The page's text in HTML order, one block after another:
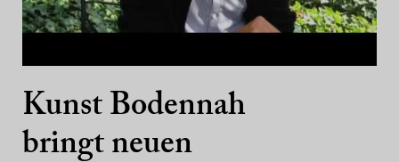
Kunst Bodennah
bringt neuen